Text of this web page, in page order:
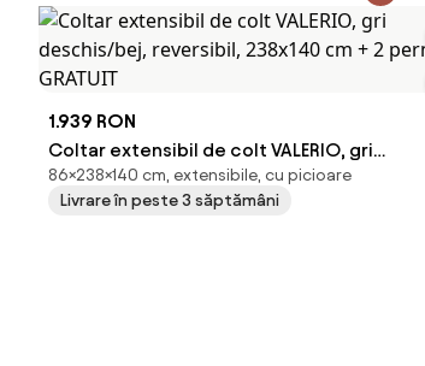
1.939 RON
Coltar extensibil de colt VALERIO, gri
deschis/bej, reversibil, 238x140 cm + 2
GRATUIT
86×238×140 cm, extensibile, cu picioare
Livrare în peste 3 săptămâni